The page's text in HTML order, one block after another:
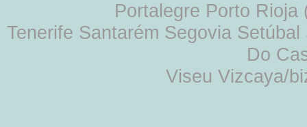
Portalegre Porto
Tenerife Santarém Segovia
Do
Viseu Vizcaya/